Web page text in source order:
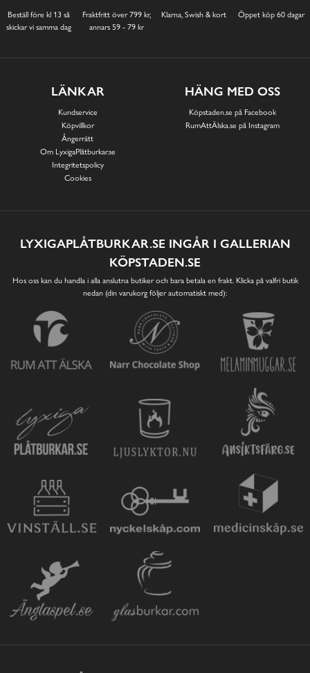
Beställ före kl 13 så
skickar vi samma dag
Fraktfritt över 799 kr,
annars 59 - 79 kr
Klarna, Swish & kort Öppet köp 60 dagar
LÄNKAR
Kundservice
Köpvillkor
Ångerrätt
Om LyxigaPlåtburkar.se
Integritetspolicy
Cookies
HÄNG MED OSS
Köpstaden.se på Facebook
RumAttÄlska.se på Instagram
LYXIGAPLÅTBURKAR.SE INGÅR I GALLERIAN
KÖPSTADEN.SE
Hos oss kan du handla i alla anslutna butiker och bara betala en frakt. Klicka på valfri butik
nedan (din varukorg följer automatiskt med):